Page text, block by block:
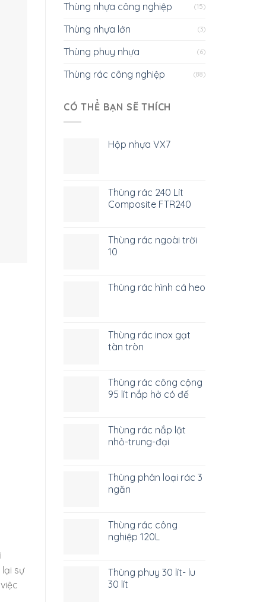
sự
Thùng nhựa công nghiệp (15)
Thùng nhựa lớn (3)
Thùng phuy nhựa (6)
Thùng rác công nghiệp (88)
CÓ THỂ BẠN SẼ THÍCH
Hộp nhựa VX7
Thùng rác 240 Lít
Composite FTR240
Thùng rác ngoài trời
10
Thùng rác hình cá heo
Thùng rác inox gạt
tàn tròn
Thùng rác công cộng
95 lít nắp hở có đế
Thùng rác nắp lật
nhỏ-trung-đại
Thùng phân loại rác 3
ngăn
Thùng rác công
nghiệp 120L
Thùng phuy 30 lít- lu
30 lít